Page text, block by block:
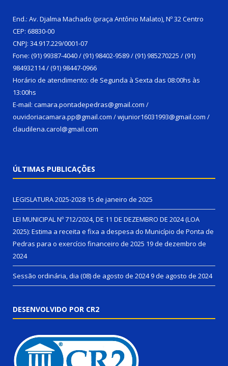
End.: Av. Djalma Machado (praça Antônio Malato), Nº 32 Centro
CEP: 68830-00
CNPJ: 34.917.229/0001-07
Fone: (91) 99387-4040 / (91) 98402-9589 / (91) 985270225 / (91)
984932114 / (91) 98447-0966
Horário de atendimento: de Segunda à Sexta das 08:00hs às
13:00hs
E-mail: camara.pontadepedras@gmail.com /
ouvidoriacamara.pp@gmail.com / wjunior16031993@gmail.com /
claudilena.carol@gmail.com
ÚLTIMAS PUBLICAÇÕES
LEGISLATURA 2025-2028 15 de janeiro de 2025
LEI MUNICIPAL Nº 712/2024, DE 11 DE DEZEMBRO DE 2024 (LOA
2025): Estima a receita e fixa a despesa do Município de Ponta de
Pedras para o exercício financeiro de 2025 19 de dezembro de
2024
Sessão ordinária, dia (08) de agosto de 20249 de agosto de 2024
DESENVOLVIDO POR CR2